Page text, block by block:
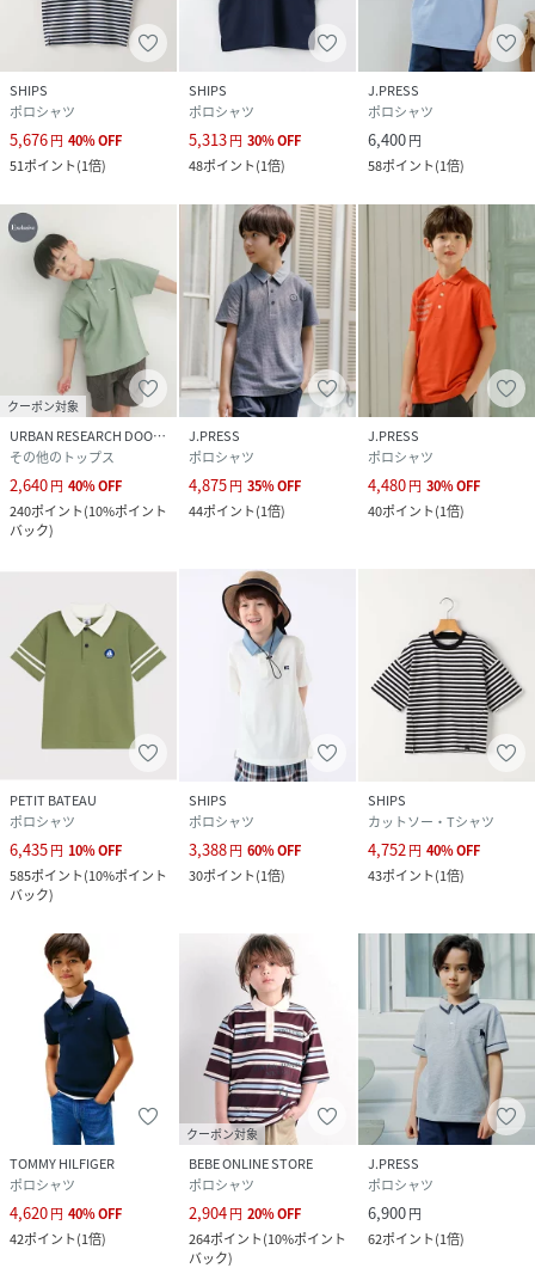
原産国 日本
素材
本体: コットン62％、 ポリエステル38％、 衿部
ン20％、 リネン10％、 ポリウレタン2％
サイズ 100、110、120、130
品番
RY6015_512320523
512320523-78-04 RY6015)
SHIPS
ポロシャツ
5,676円 40%OFF
51ポイント(1倍)
SHIPS
ポロシャツ
5,313円 30%OFF
48ポイント(1倍)
J.PRESS
ポロシャツ
6,400円
58ポイント(1倍)
クーポン対象
URBAN RESEARCH DOORS
その他のトップス
2,640円 40%OFF
240ポイント(10%ポイント
バック)
J.PRESS
ポロシャツ
4,875円 35%OFF
44ポイント(1倍)
J.PRESS
ポロシャツ
4,480円 30%OFF
40ポイント(1倍)
PETIT BATEAU
ポロシャツ
6,435円 10%OFF
585ポイント(10%ポイント
バック)
SHIPS
ポロシャツ
3,388円 60%OFF
30ポイント(1倍)
SHIPS
カットソー・Tシャツ
4,752 円 40%OFF
43ポイント(1倍)
TOMMY HILFIGER
ポロシャツ
4,620円 40%OFF
42ポイント(1倍)
クーポン対象
BEBE ONLINE STORE
ポロシャツ
2,904円 20%OFF
264ポイント(10%ポイント
バック)
J.PRESS
ポロシャツ
6,900円
62ポイント(1倍)